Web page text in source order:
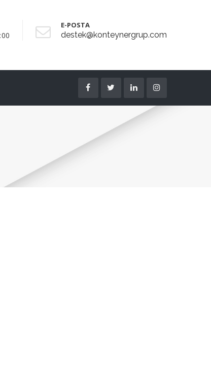
E-POSTA
destek@konteynergrup.com